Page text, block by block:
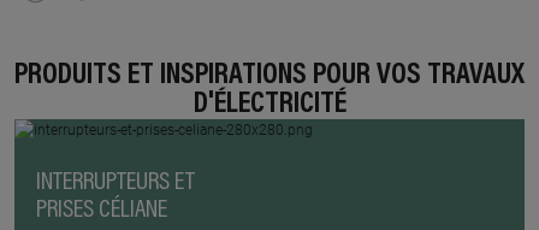
PRODUITS ET INSPIRATIONS POUR VOS TRAVAUX
D'ÉLECTRICITÉ
INTERRUPTEURS ET
PRISES CÉLIANE